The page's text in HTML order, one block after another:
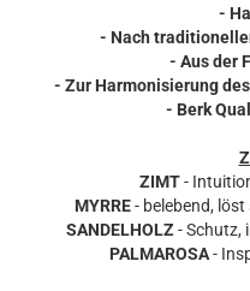
-
- Nach
- Aus der
- Zur Harmonisierung
- Berk
ZIMT-
MYRRE- belebend,
SANDELHOLZ - Schutz,
PALMAROSA-